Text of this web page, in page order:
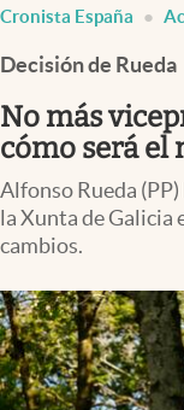
España
Cronista España
Decisión de Rueda
No más
cómo será el
Alfonso Rueda
la Xunta de Galicia
cambios.